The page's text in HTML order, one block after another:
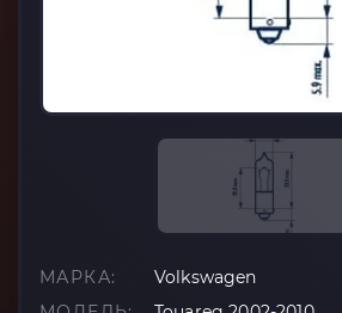
МАРКА:
Volkswagen